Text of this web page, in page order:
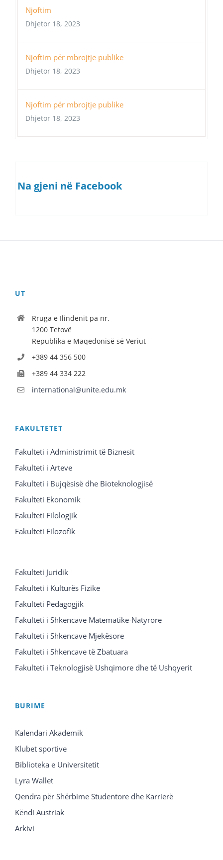
Njoftim
Dhjetor 18, 2023
Njoftim për mbrojtje publike
Dhjetor 18, 2023
Njoftim për mbrojtje publike
Dhjetor 18, 2023
Na gjeni në Facebook
UT
Rruga e Ilindenit pa nr.
1200 Tetovë
Republika e Maqedonisë së Veriut
+389 44 356 500
+389 44 334 222
international@unite.edu.mk
FAKULTETET
Fakulteti i Administrimit të Biznesit
Fakulteti i Arteve
Fakulteti i Bujqësisë dhe Bioteknologjisë
Fakulteti Ekonomik
Fakulteti Filologjik
Fakulteti Filozofik
Fakulteti Juridik
Fakulteti i Kulturës Fizike
Fakulteti Pedagogjik
Fakulteti i Shkencave Matematike-Natyrore
Fakulteti i Shkencave Mjekësore
Fakulteti i Shkencave të Zbatuara
Fakulteti i Teknologjisë Ushqimore dhe të Ushqyerit
BURIME
Kalendari Akademik
Klubet sportive
Biblioteka e Universitetit
Lyra Wallet
Qendra për Shërbime Studentore dhe Karrierë
Këndi Austriak
Arkivi